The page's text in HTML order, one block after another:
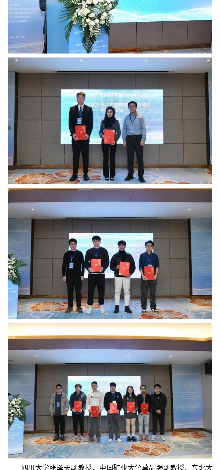
四川大学张泽天副教授、中国矿业大学莫品强副教授、东北大